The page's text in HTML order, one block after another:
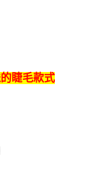
睫毛款式